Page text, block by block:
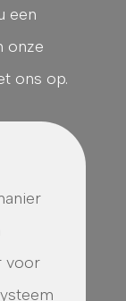
een
onze
ons op.
voor